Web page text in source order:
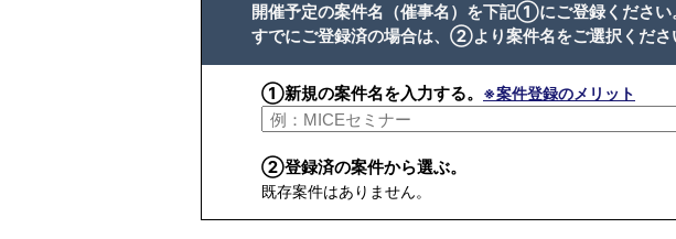
開催予定の案件名（催事名）を下記①にご登録ください
すでにご登録済の場合は、②より案件名をご選択くださ
①新規の案件名を入力する。 ※案件登録のメリット
②登録済の案件から選ぶ。
既存案件はありません。